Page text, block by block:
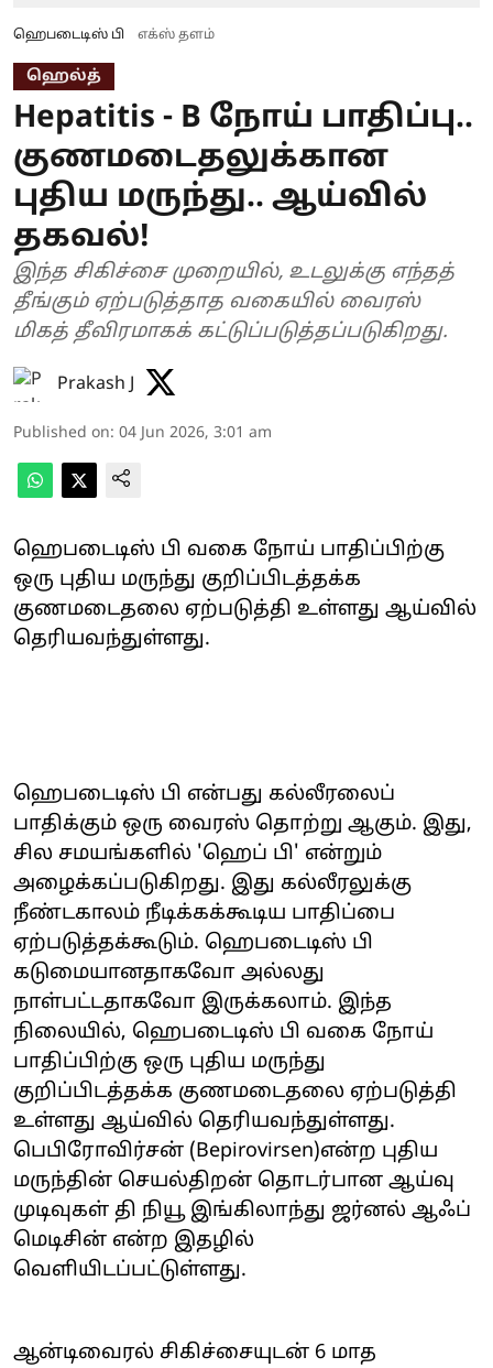
ஹெபடைடிஸ் பி எக்ஸ் தளம்
ஹெல்த்
Hepatitis - B நோய் பாதிப்பு..
குணமடைதலுக்கான
புதிய மருந்து.. ஆய்வில்
தகவல்!
இந்த சிகிச்சை முறையில், உடலுக்கு எந்தத்
தீங்கும் ஏற்படுத்தாத வகையில் வைரஸ்
மிகத் தீவிரமாகக் கட்டுப்படுத்தப்படுகிறது.
Prakash J
Published on: 04 Jun 2026, 3:01 am
ஹெபடைடிஸ் பி வகை நோய் பாதிப்பிற்கு
ஒரு புதிய மருந்து குறிப்பிடத்தக்க
குணமடைதலை ஏற்படுத்தி உள்ளது ஆய்வில்
தெரியவந்துள்ளது.
ஹெபடைடிஸ் பி என்பது கல்லீரலைப்
பாதிக்கும் ஒரு வைரஸ் தொற்று ஆகும். இது,
சில சமயங்களில் 'ஹெப் பி' என்றும்
அழைக்கப்படுகிறது. இது கல்லீரலுக்கு
நீண்டகாலம் நீடிக்கக்கூடிய பாதிப்பை
ஏற்படுத்தக்கூடும். ஹெபடைடிஸ் பி
கடுமையானதாகவோ அல்லது
நாள்பட்டதாகவோ இருக்கலாம். இந்த
நிலையில், ஹெபடைடிஸ் பி வகை நோய்
பாதிப்பிற்கு ஒரு புதிய மருந்து
குறிப்பிடத்தக்க குணமடைதலை ஏற்படுத்தி
உள்ளது ஆய்வில் தெரியவந்துள்ளது.
பெபிரோவிர்சன் (Bepirovirsen)என்ற புதிய
மருந்தின் செயல்திறன் தொடர்பான ஆய்வு
முடிவுகள் தி நியூ இங்கிலாந்து ஜர்னல் ஆஃப்
மெடிசின் என்ற இதழில்
வெளியிடப்பட்டுள்ளது.
ஆன்டிவைரல் சிகிச்சையுடன் 6 மாத